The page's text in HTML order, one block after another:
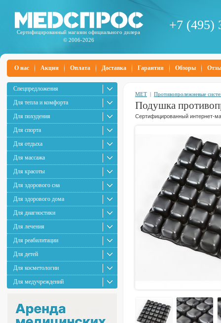
Сертифицированный магазин официального дилера
© 2006-2026
+7 (495)
О нас Акции Оплата Доставка Гарантия Обзоры
Спецпредложения
Для тепла и комфорта
Для похудения
Для спорта
Для отдыха
Для массажа
Для красоты
Для здорового сна
Для здорового дома
Для диагностики
Для лечения
Для реабилитации
Для детей
Для косметологии
Для медучреждений
MET | Противопролежневые
Подушка
Сертифицированный интернет-